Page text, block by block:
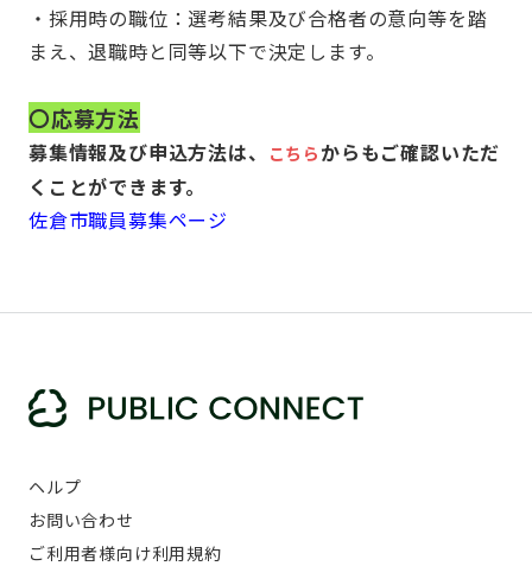
・採用時の職位：選考結果及び合格者の意向等を踏
まえ、退職時と同等以下で決定します。
〇応募方法
募集情報及び申込方法は、 こちら からもご確認いただ
くことができます。
佐倉市職員募集ページ
ヘルプ
お問い合わせ
ご利用者様向け利用規約